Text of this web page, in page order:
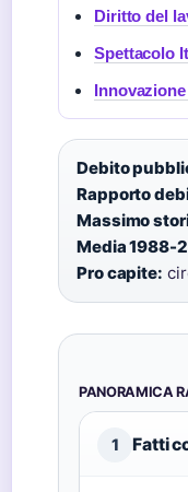
Diritto del
Spettacolo
Debito
Rapporto
Massimo
Media 1988-
Pro capite:
PANORAMICA
1 Fatti